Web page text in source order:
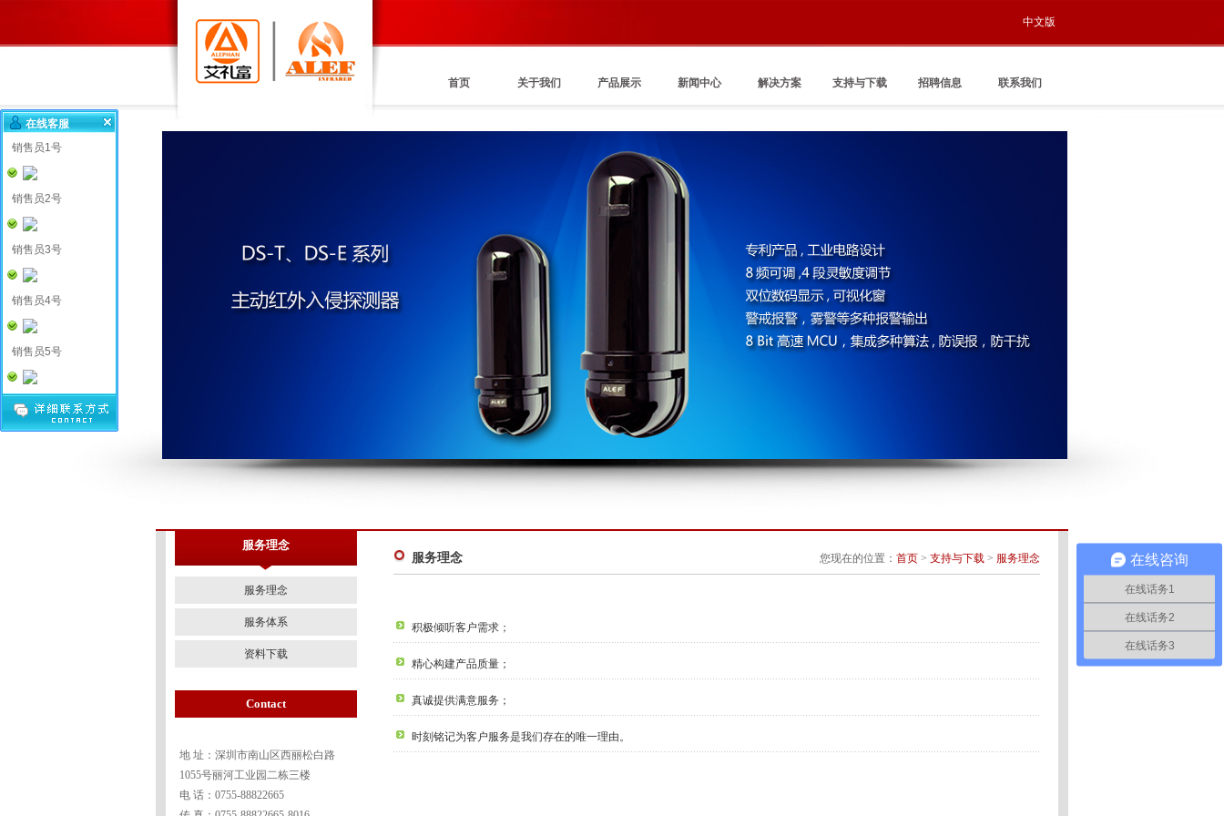
中文版
首页 关于我们 产品展示 新闻中心 解决方案 支持与下载 招聘信息 联系我们
服务理念
服务理念
服务体系
资料下载
Contact
地 址：深圳市南山区西丽松白路
1055号丽河工业园二栋三楼
电 话：0755-88822665
服务理念 您现在的位置： 首页 > 支持与下载 > 服务理念
积极倾听客户需求；
精心构建产品质量；
真诚提供满意服务；
时刻铭记为客户服务是我们存在的唯一理由。
在线客服
销售员1号
销售员2号
销售员3号
销售员4号
销售员5号
在线咨询
在线话务1
在线话务2
在线话务3